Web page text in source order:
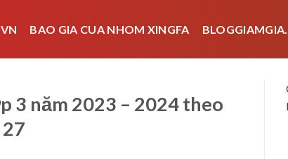
BAO GIA CUA NHOM XINGFA
3 năm 2023 – 2024 theo